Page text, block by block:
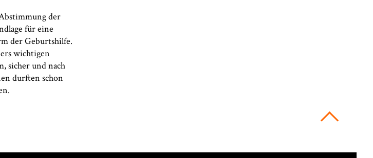
der
für eine
der Geburtshilfe.
wichtigen
sicher und nach
durften schon